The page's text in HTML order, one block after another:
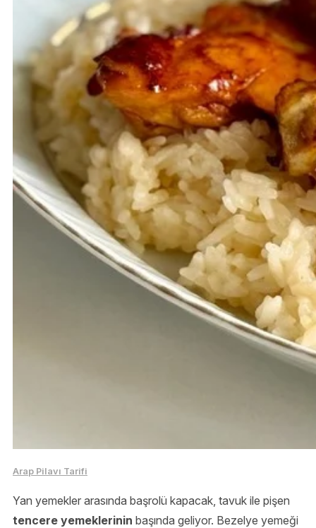
Arap Pilavı Tarifi
Yan yemekler arasında başrolü kapacak, tavuk ile pişen
tencere yemeklerinin başında geliyor. Bezelye yemeği